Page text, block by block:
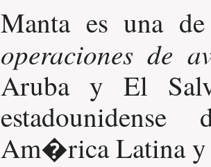
Manta es una
operaciones de
Aruba y El
Am�rica Latina y